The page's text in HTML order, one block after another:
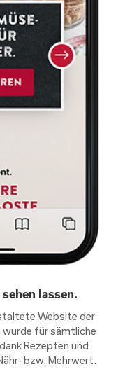
lassen.
Website der
wurde für sämtliche
Rezepten und
bzw. Mehrwert.